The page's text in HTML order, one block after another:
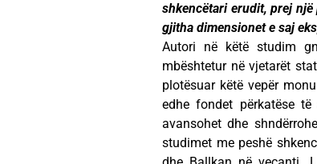
shkencëtari erudit, prej
gjitha dimensionet e saj
Autori në këtë studim
mbështetur në vjetarët
plotësuar këtë vepër
edhe fondet përkatëse
avansohet dhe
studimet me peshë